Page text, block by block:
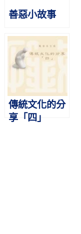
善惡小故事
傳統文化的分
享「四」